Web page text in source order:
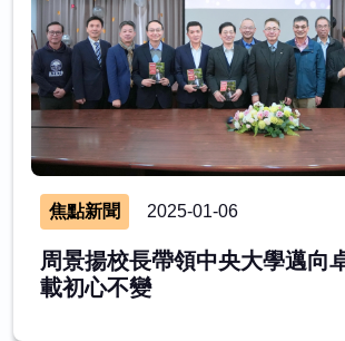
焦點新聞 2025-01-06
周景揚校長帶領中央大學邁
載初心不變